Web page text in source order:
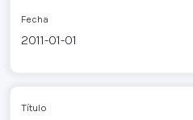
Fecha
2011-01-01
Título